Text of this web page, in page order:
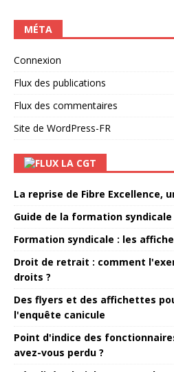
MÉTA
Connexion
Flux des publications
Flux des commentaires
Site de WordPress-FR
LA CGT
La reprise de Fibre Excellence,
Guide de la formation syndicale
Formation syndicale : les
Droit de retrait : comment
droits ?
Des flyers et des affichettes
l'enquête canicule
Point d'indice des
avez-vous perdu ?